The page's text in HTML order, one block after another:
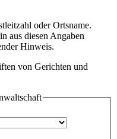
oder Ortsname.
aus diesen Angaben
Hinweis.
von Gerichten und